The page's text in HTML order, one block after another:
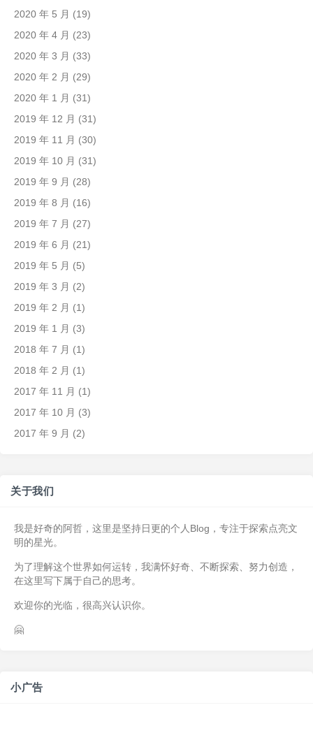
2020 年 5 月 (19)
2020 年 4 月 (23)
2020 年 3 月 (33)
2020 年 2 月 (29)
2020 年 1 月 (31)
2019 年 12 月 (31)
2019 年 11 月 (30)
2019 年 10 月 (31)
2019 年 9 月 (28)
2019 年 8 月 (16)
2019 年 7 月 (27)
2019 年 6 月 (21)
2019 年 5 月 (5)
2019 年 3 月 (2)
2019 年 2 月 (1)
2019 年 1 月 (3)
2018 年 7 月 (1)
2018 年 2 月 (1)
2017 年 11 月 (1)
2017 年 10 月 (3)
2017 年 9 月 (2)
关于我们
我是好奇的阿哲，这里是坚持日更的个人Blog，专注于探索点亮文
明的星光。
为了理解这个世界如何运转，我满怀好奇、不断探索、努力创造，
在这里写下属于自己的思考。
欢迎你的光临，很高兴认识你。
🤗
小广告